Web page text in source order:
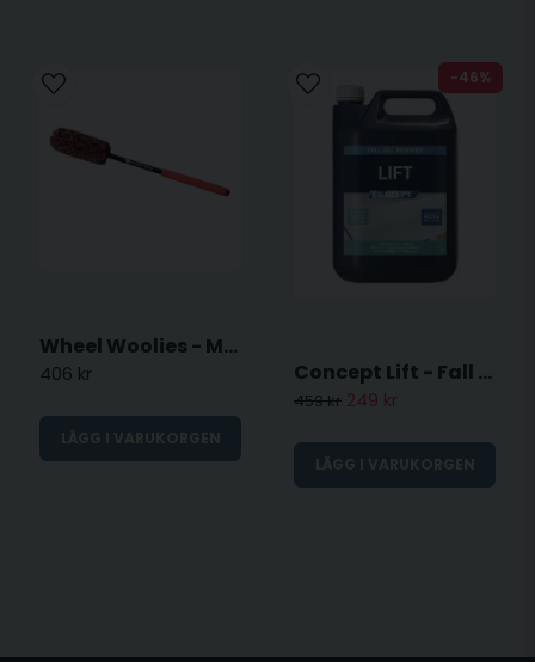
Wheel Woolies - Medium
406 kr
LÄGG I VARUKORGEN
Concept Lift - Fall out remover 5L
459 kr 249 kr
LÄGG I VARUKORGEN
-46%